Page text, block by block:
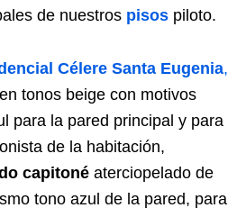
de nuestros pisos piloto.
Célere Santa Eugenia,
en tonos beige con motivos
para la pared principal y para
de la habitación,
capitoné aterciopelado de
tono azul de la pared, para